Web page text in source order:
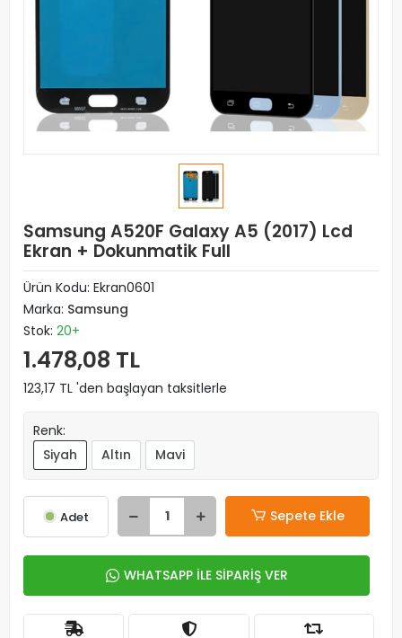
Samsung A520F Galaxy A5 (2017) Lcd
Ekran + Dokunmatik Full
Ürün Kodu: Ekran0601
Marka: Samsung
Stok: 20+
1.478,08 TL
123,17 TL 'den başlayan taksitlerle
Renk:
Siyah
Altın Mavi
Adet Sepete Ekle
WHATSAPP İLE SİPARİŞ VER